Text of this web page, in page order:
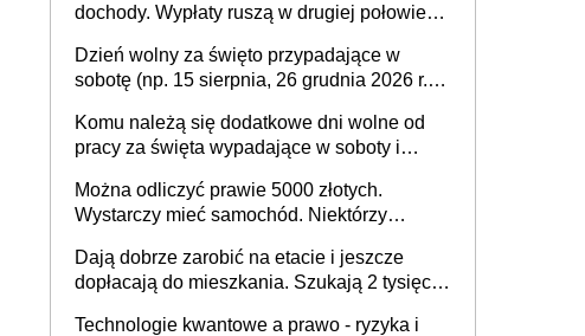
dochody. Wypłaty ruszą w drugiej połowie
Dzień wolny za święto przypadające w
sobotę (np. 15 sierpnia, 26 grudnia 2026 r.) –
pracodawcy (sektor prywatny i administracja
publiczna), najczęstsze pytania
Komu należą się dodatkowe dni wolne od
pracy za święta wypadające w soboty i
Można odliczyć prawie 5000 złotych.
Wystarczy mieć samochód. Niektórzy
skarbówką
Dają dobrze zarobić na etacie i jeszcze
dopłacają do mieszkania. Szukają 2 tysięcy
Technologie kwantowe a prawo - ryzyka i